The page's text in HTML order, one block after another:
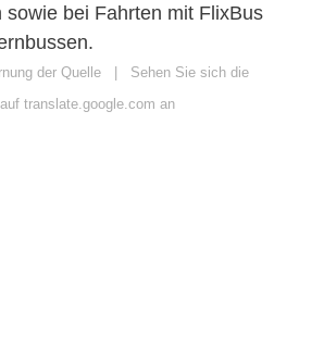
sowie bei Fahrten mit FlixBus
der Quelle | Sehen Sie sich die
translate.google.com an